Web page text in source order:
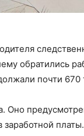
обратились
почти 670
Оно
платы.